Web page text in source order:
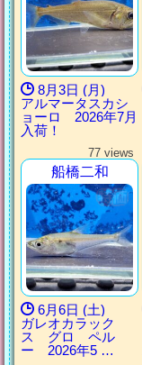
8月3日 (月)
アルマータスカシ
ョーロ 2026年7月
入荷！
77 views
船橋二和
6月6日 (土)
ガレオカラック
ス グロ ペル
ー 2026年5 …